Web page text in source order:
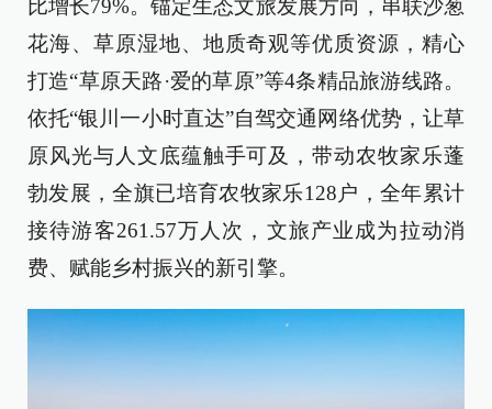
比增长79%。锚定生态文旅发展方向，串联沙葱
花海、草原湿地、地质奇观等优质资源，精心
打造“草原天路·爱的草原”等4条精品旅游线路。
依托“银川一小时直达”自驾交通网络优势，让草
原风光与人文底蕴触手可及，带动农牧家乐蓬
勃发展，全旗已培育农牧家乐128户，全年累计
接待游客261.57万人次，文旅产业成为拉动消
费、赋能乡村振兴的新引擎。